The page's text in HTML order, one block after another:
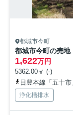
都城市今町
都城市今町の売地
1,622万円
5362.00㎡ (-)
日豊本線「五十
浄化槽排水